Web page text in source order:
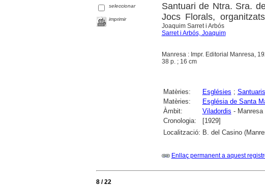
seleccionar
imprimir
Santuari de Ntra. Sra.
Jocs Florals,
Joaquim Sarret i Arbós
Sarret i Arbós, Joaquim
Manresa : Impr. Editorial Manresa,
38 p. ; 16 cm
Matèries: Esglésies ; Santuaris
Matèries:
Església de Santa
Àmbit:
Viladordis - Manresa
Cronologia:
[1929]
Localització: B. del Casino
Enllaç permanent a aquest
8 / 22